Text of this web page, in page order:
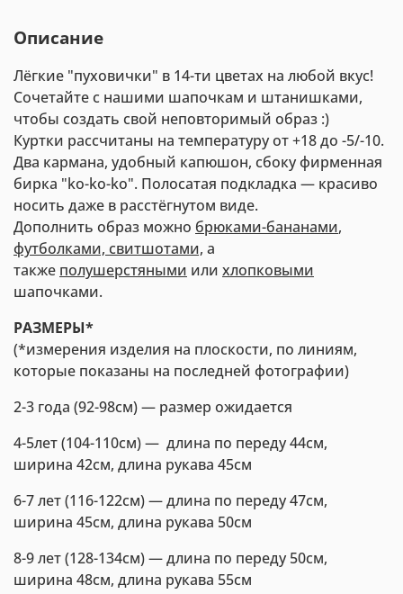
Описание
Лёгкие "пуховички" в 14-ти цветах на любой вкус!
Сочетайте с нашими шапочкам и штанишками,
чтобы создать свой неповторимый образ :)
Куртки рассчитаны на температуру от +18 до -5/-10.
Два кармана, удобный капюшон, сбоку фирменная
бирка "ko-ko-ko". Полосатая подкладка — красиво
носить даже в расстёгнутом виде.
Дополнить образ можно брюками-бананами,
футболками, свитшотами, а
также полушерстяными или хлопковыми
шапочками.
РАЗМЕРЫ*
(*измерения изделия на плоскости, по линиям,
которые показаны на последней фотографии)
2-3 года (92-98см) — размер ожидается
4-5лет (104-110см) — длина по переду 44см,
ширина 42см, длина рукава 45см
6-7 лет (116-122см) — длина по переду 47см,
ширина 45см, длина рукава 50см
8-9 лет (128-134см) — длина по переду 50см,
ширина 48см, длина рукава 55см